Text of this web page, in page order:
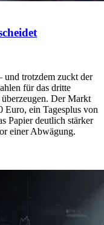
und trotzdem zuckt der
für das dritte
Der Markt
Euro, ein Tagesplus von
Papier deutlich stärker
einer Abwägung.